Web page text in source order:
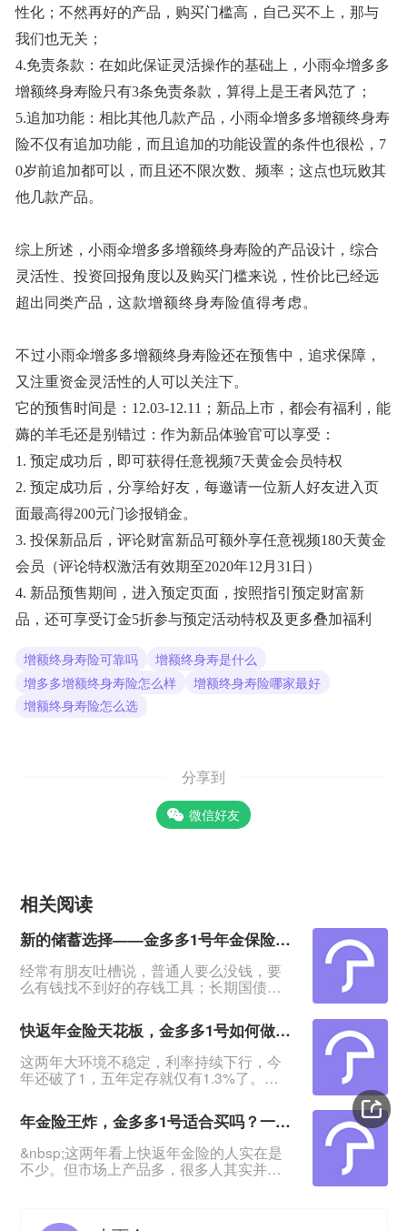
性化；不然再好的产品，购买门槛高，自己买不上，那与
我们也无关；
4.免责条款：在如此保证灵活操作的基础上，小雨伞增多多
增额终身寿险只有3条免责条款，算得上是王者风范了；
5.追加功能：相比其他几款产品，小雨伞增多多增额终身寿
险不仅有追加功能，而且追加的功能设置的条件也很松，7
0岁前追加都可以，而且还不限次数、频率；这点也玩败其
他几款产品。
综上所述，小雨伞增多多增额终身寿险的产品设计，综合
灵活性、投资回报角度以及购买门槛来说，性价比已经远
超出同类产品， 这款增额终身寿险值得考虑。
不过小雨伞增多多增额终身寿险还在预售中，追求保障，
又注重资金灵活性的人可以关注下。
它的预售时间是：12.03-12.11；新品上市，都会有福利，能
薅的羊毛还是别错过：作为新品体验官可以享受：
1. 预定成功后，即可获得任意视频7天黄金会员特权
2. 预定成功后，分享给好友，每邀请一位新人好友进入页
面最高得200元门诊报销金。
3. 投保新品后，评论财富新品可额外享任意视频180天黄金
会员（评论特权激活有效期至2020年12月31日）
4. 新品预售期间，进入预定页面，按照指引预定财富新
品，还可享受订金5折参与预定活动特权及更多叠加福利
增额终身寿险可靠吗
增额终身寿是什么
增多多增额终身寿险怎么样
增额终身寿险哪家最好
增额终身寿险怎么选
分享到
微信好友
相关阅读
新的储蓄选择——金多多1号年金保险，4年回血5年起领
经常有朋友吐槽说，普通人要么没钱，要
么有钱找不到好的存钱工具；长期国债不
&nbsp;有这种担忧的，我会推荐这款产品
——海港金多多1号年金保险：产品最快4
年回血，5年领年金，最高能领保费的
5.18%！&nbsp;特别适合有一笔闲钱、想
资金稳定增值又退保无损失的人群。
年金险适不适合
快返年金险天花板，金多多1号如何做到存款平替？
这两年大环境不稳定，利率持续下行，今
年还破了1，五年定存就仅有1.3%了。
着没意思，该挪到哪里既安全、灵活，又
有更高的增值？&nbsp;快返年金险的出现
给了大家更好的选择。&nbsp;海港金多多1
号年金保险就是其中的翘楚：回血快，最
快4年资金回稳；第5年起每年领最高
年金险王炸，金多多1号适合买吗？一文教你快返年金险怎么选
&nbsp;这两年看上快返年金险的人实在是
不少。但市场上产品多，很多人其实并不